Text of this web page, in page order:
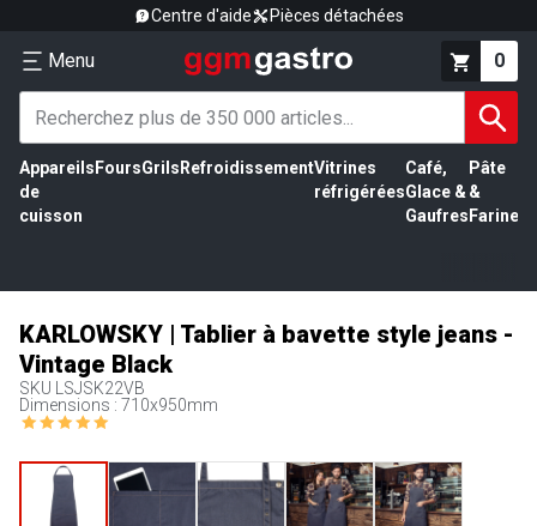
Centre d'aide Pièces détachées
Menu 0
Appareils
de
cuisson
FoursGrils RefroidissementVitrines
réfrigérées
Café,
Glace &
Gaufres
Pâte
&
Farine
KARLOWSKY | Tablier à bavette style jeans -
Vintage Black
SKU
LSJSK22VB
Dimensions : 710x950mm